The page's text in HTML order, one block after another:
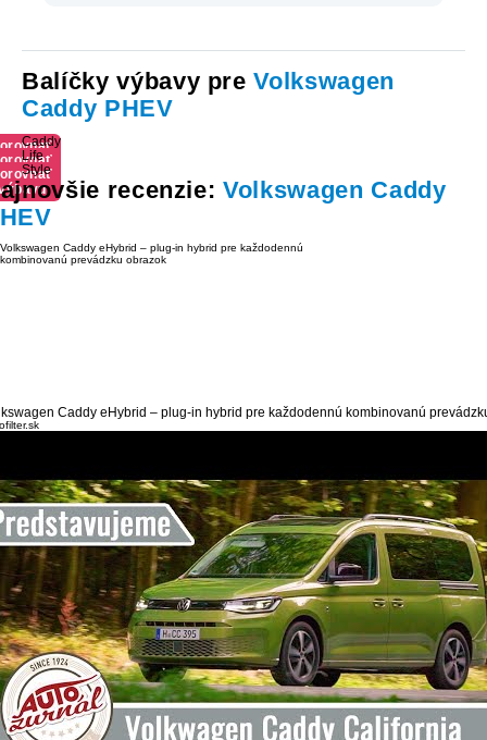
Balíčky výbavy preVolkswagen
Caddy PHEV
Caddy
Life
Style
recenzie:Volkswagen Caddy
Caddy eHybrid – plug-in hybrid pre každodennú kombinovanú